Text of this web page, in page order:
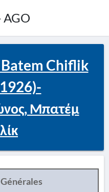
AGO
Chiflik
Μπατέμ